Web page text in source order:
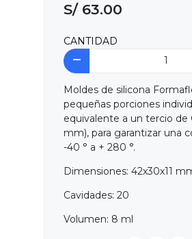
S/ 63.00
CANTIDAD
Moldes de silicona
pequeñas porciones
equivalente a un tercio
mm), para garantizar una
-40 ° a + 280 °.
Dimensiones: 42x30x11
Cavidades: 20
Volumen: 8 ml